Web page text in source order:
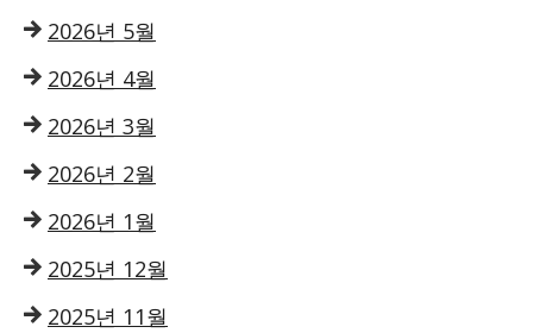
2026년 5월
2026년 4월
2026년 3월
2026년 2월
2026년 1월
2025년 12월
2025년 11월